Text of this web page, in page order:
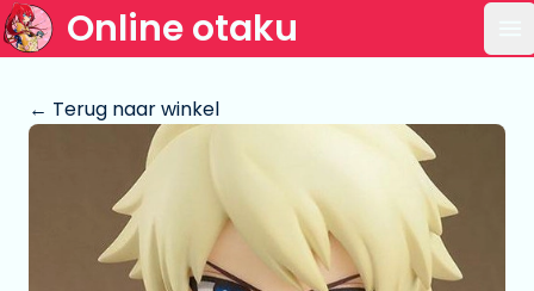
Online otaku
← Terug naar winkel